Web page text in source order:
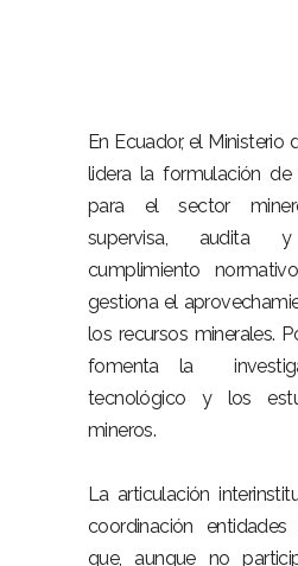
En Ecuador, el Ministerio
lidera la formulación de
para el sector
supervisa, audita
cumplimiento
gestiona el
los recursos minerales.
fomenta la
tecnológico y los
mineros.
La articulación
coordinación entidades
que, aunque no